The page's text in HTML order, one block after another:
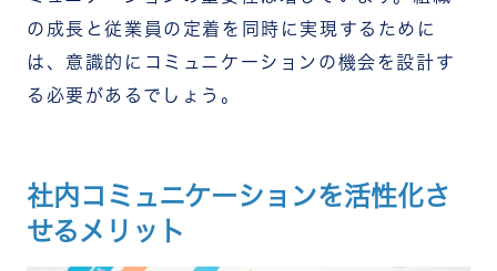
の成長と従業員の定着を同時に実現するために
は、意識的にコミュニケーションの機会を設計す
る必要があるでしょう。
社内コミュニケーションを活性化さ
せるメリット